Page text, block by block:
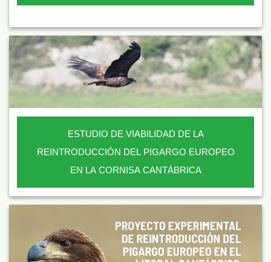
ESTUDIO DE VIABILIDAD DE LA
REINTRODUCCIÓN DEL PIGARGO EUROPEO
EN LA CORNISA CANTÁBRICA